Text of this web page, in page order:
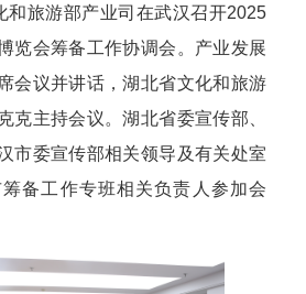
和旅游部产业司在武汉召开2025
览会筹备工作协调会。产业发展
会议并讲话，湖北省文化和旅游
克主持会议。湖北省委宣传部、
市委宣传部相关领导及有关处室
备工作专班相关负责人参加会